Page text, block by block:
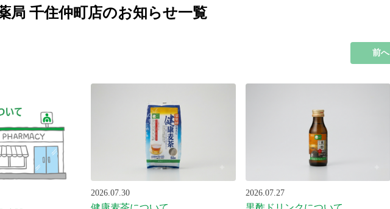
頼られる専門性 かかりつけ薬剤師
健康食品 化粧品
感染症対策
生活に寄り添う利便性 タヨリス（LINEミニアプリ）
局 千住仲町店のお知らせ一覧
前へ
2026.07.30 2026.07.27